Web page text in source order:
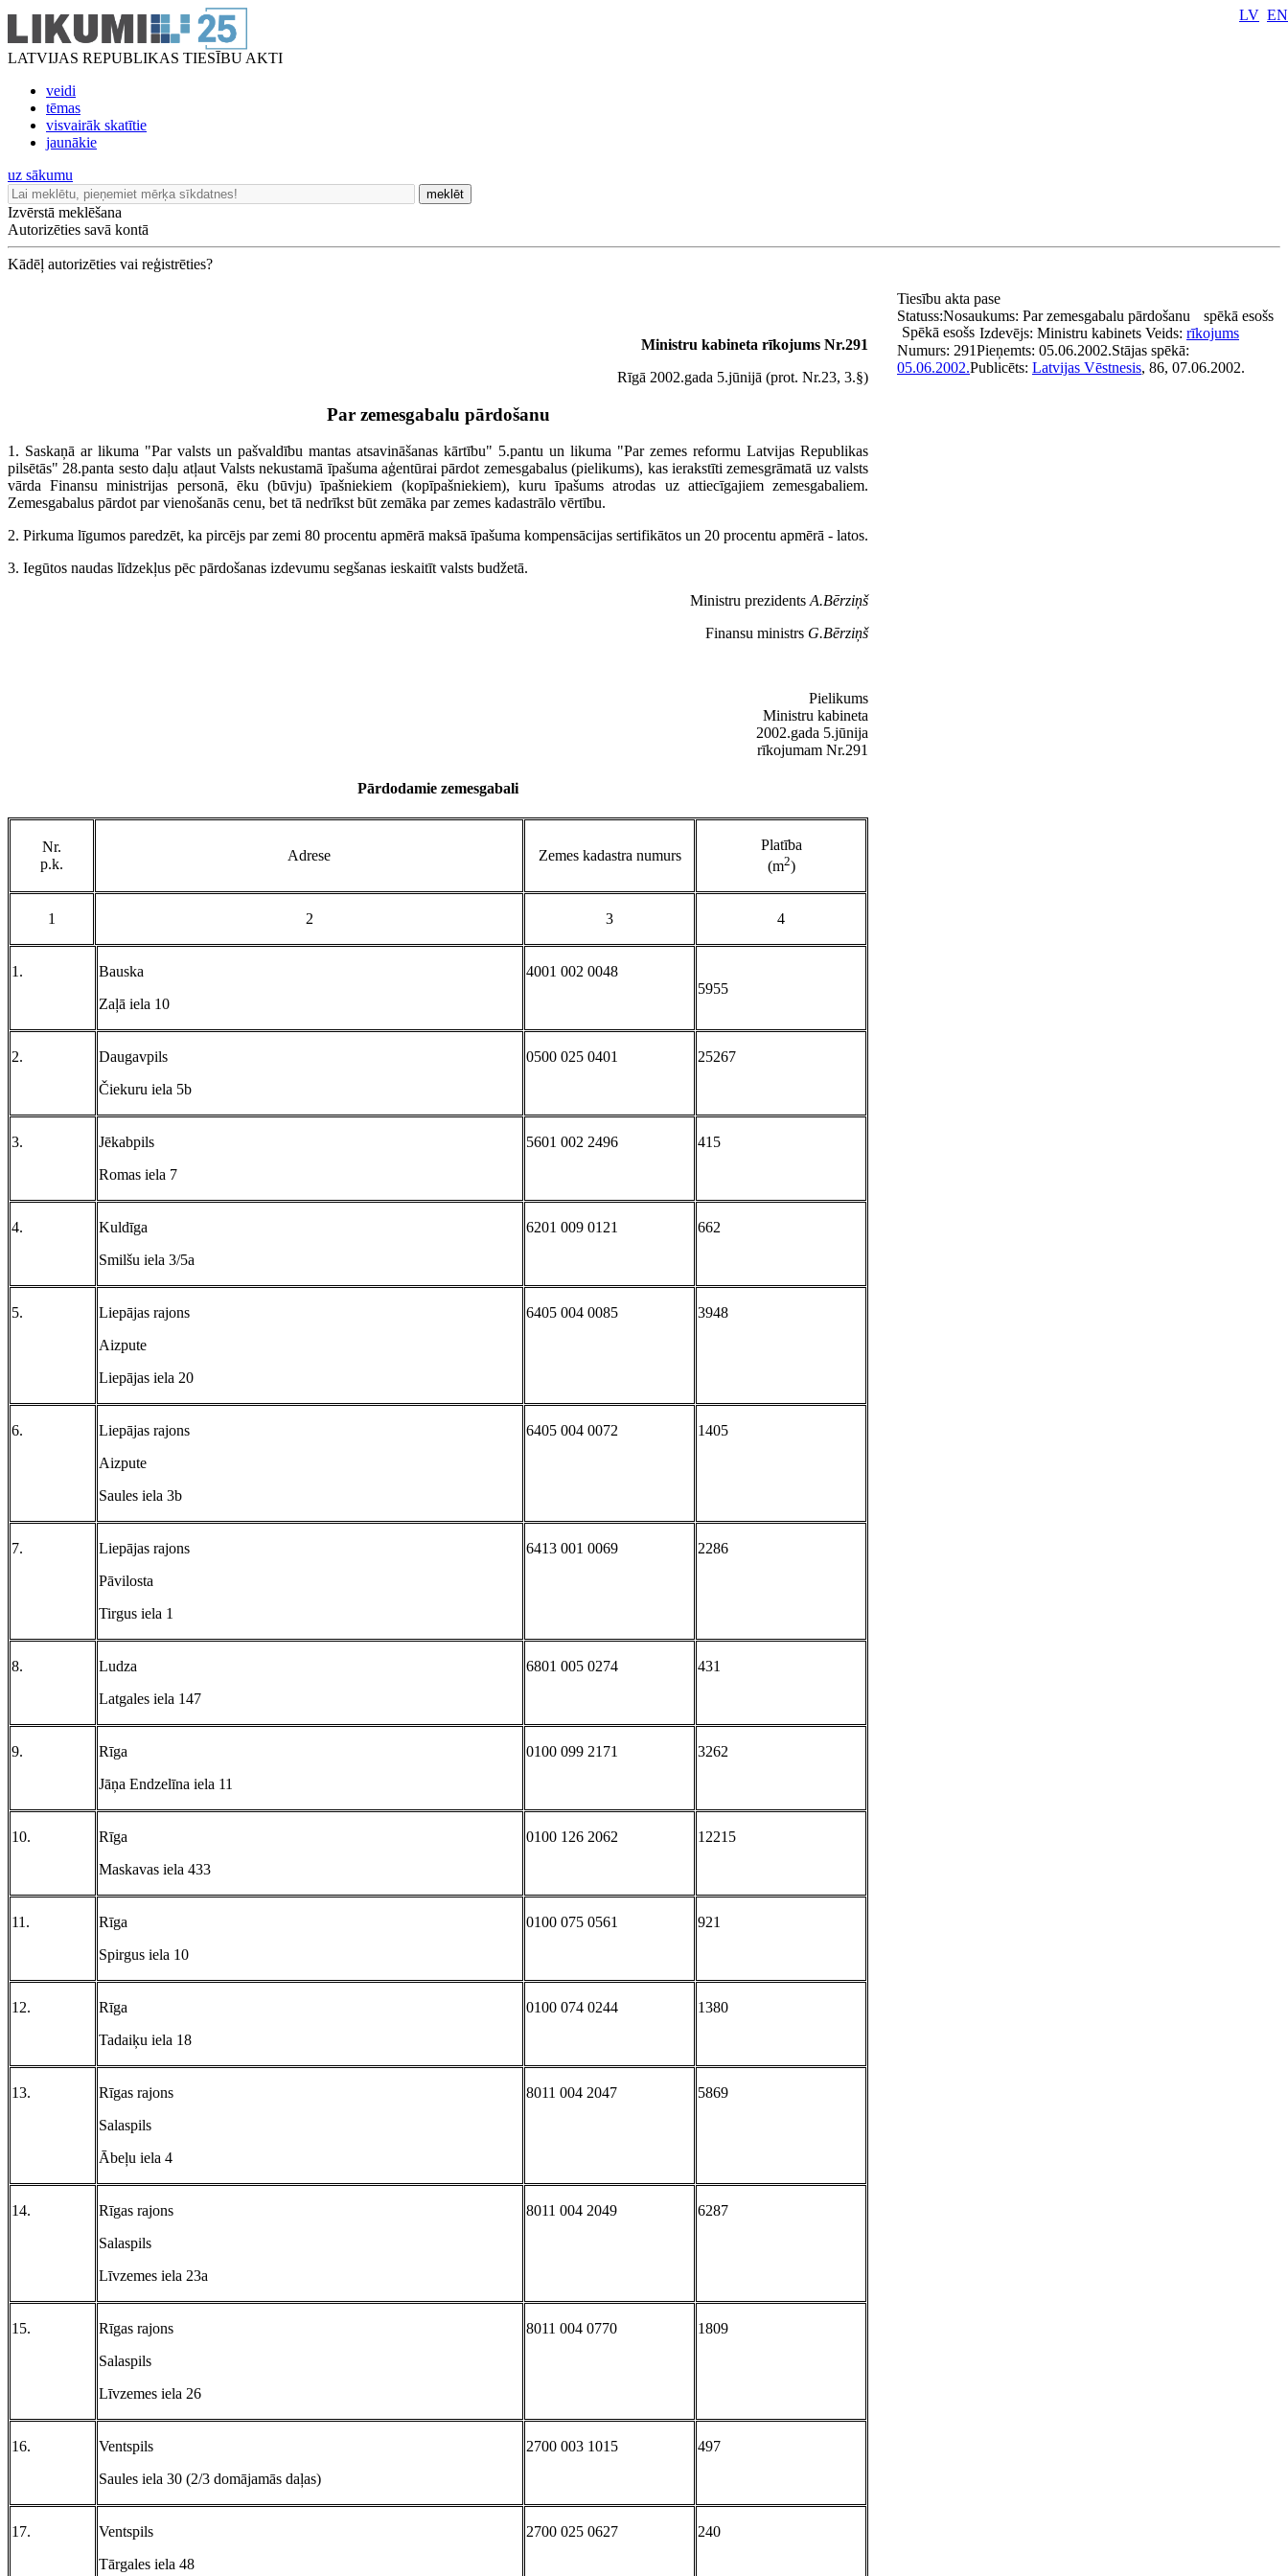
LATVIJAS REPUBLIKAS TIESĪBU AKTI
veidi
tēmas
visvairāk skatītie
jaunākie
LV EN
uz sākumu
meklēt
Izvērstā meklēšana
Autorizēties savā kontā
Kādēļ autorizēties vai reģistrēties?
Ministru kabineta rīkojums Nr.291
Rīgā 2002.gada 5.jūnijā (prot. Nr.23, 3.§)
Par zemesgabalu pārdošanu
1. Saskaņā ar likuma "Par valsts un pašvaldību mantas atsavināšanas kārtību" 5.pantu un likuma "Par zemes reformu Latvijas Republikas
pilsētās" 28.panta sesto daļu atļaut Valsts nekustamā īpašuma aģentūrai pārdot zemesgabalus (pielikums), kas ierakstīti zemesgrāmatā uz valsts
vārda Finansu ministrijas personā, ēku (būvju) īpašniekiem (kopīpašniekiem), kuru īpašums atrodas uz attiecīgajiem zemesgabaliem.
Zemesgabalus pārdot par vienošanās cenu, bet tā nedrīkst būt zemāka par zemes kadastrālo vērtību.
2. Pirkuma līgumos paredzēt, ka pircējs par zemi 80 procentu apmērā maksā īpašuma kompensācijas sertifikātos un 20 procentu apmērā - latos.
3. Iegūtos naudas līdzekļus pēc pārdošanas izdevumu segšanas ieskaitīt valsts budžetā.
Ministru prezidentsA.Bērziņš
Finansu ministrs G.Bērziņš
Pielikums
Ministru kabineta
2002.gada 5.jūnija
rīkojumam Nr.291
Pārdodamie zemesgabali
Nr.
p.k.
Adrese Zemes kadastra numurs
Platība
(m2)
1 2 3 4
1.
Bauska
Zaļā iela 10
4001 002 0048
5955
2.
Daugavpils
Čiekuru iela 5b
0500 025 0401 25267
3.
Jēkabpils
Romas iela 7
5601 002 2496 415
4.
Kuldīga
Smilšu iela 3/5a
6201 009 0121 662
5.
Liepājas rajons
Aizpute
Liepājas iela 20
6405 004 0085 3948
6.
Liepājas rajons
Aizpute
Saules iela 3b
6405 004 0072 1405
7.
Liepājas rajons
Pāvilosta
Tirgus iela 1
6413 001 0069 2286
8.
Ludza
Latgales iela 147
6801 005 0274 431
9.
Rīga
Jāņa Endzelīna iela 11
0100 099 2171 3262
10.
Rīga
Maskavas iela 433
0100 126 2062 12215
11.
Rīga
Spirgus iela 10
0100 075 0561 921
12.
Rīga
Tadaiķu iela 18
0100 074 0244 1380
13.
Rīgas rajons
Salaspils
Ābeļu iela 4
8011 004 2047 5869
14.
Rīgas rajons
Salaspils
Līvzemes iela 23a
8011 004 2049 6287
15.
Rīgas rajons
Salaspils
Līvzemes iela 26
8011 004 0770 1809
16.
Ventspils
Saules iela 30 (2/3 domājamās daļas)
2700 003 1015 497
17.
Ventspils
Tārgales iela 48
2700 025 0627 240
Tiesību akta pase
Nosaukums: Par zemesgabalu pārdošanu
Statuss:
Spēkā esošs
spēkā esošs
Izdevējs: Ministru kabinets Veids: rīkojums
Numurs: 291Pieņemts: 05.06.2002.Stājas spēkā:
05.06.2002.Publicēts: Latvijas Vēstnesis, 86, 07.06.2002.